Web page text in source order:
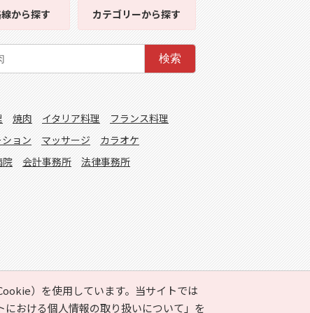
）を使用しています。当サイトでは
における個人情報の取り扱いについて」 を
から探す カテゴリーから探す
検索
焼肉 イタリア料理
フランス料理
ョン マッサージ
カラオケ
院 会計事務所 法律事務所